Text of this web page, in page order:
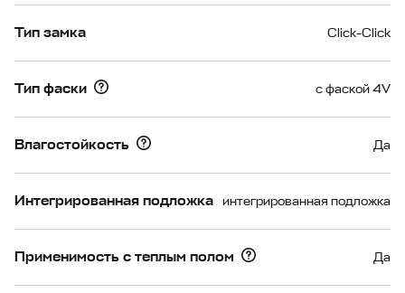
Тип замка Click-Click
Тип фаски с фаской 4V
Влагостойкость Да
Интегрированная подложка интегрированная подложка
Применимость с теплым полом Да